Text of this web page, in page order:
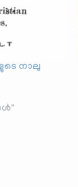
നാലു